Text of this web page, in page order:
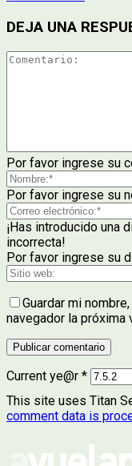
DEJA UNA
Por favor ingrese su
Por favor ingrese su
¡Has introducido una
incorrecta!
Por favor ingrese su
Guardar mi
navegador la próxima
Current ye@r *
This site uses Titan
comment data is